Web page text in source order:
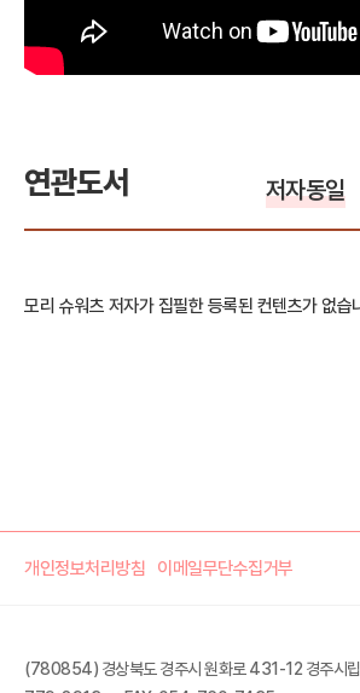
연관도서 저자동일
모리 슈워츠 저자가 집필한 등록된 컨텐츠가 없습
개인정보처리방침 이메일무단수집거부
(780854) 경상북도 경주시 원화로 431-12 경주시